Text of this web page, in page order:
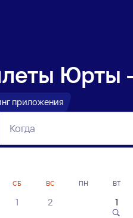
Юрты
приложения
Когда
СБ ВС
1 2
ПН ВТ
1